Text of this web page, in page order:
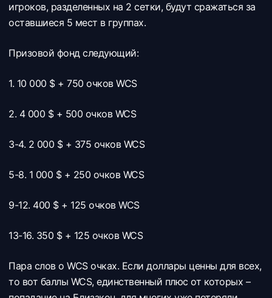
игроков, разделенных на 2 сетки, будут сражаться за
оставшиеся 5 мест в группах.
Призовой фонд следующий:
1. 10 000 $ + 750 очков WCS
2. 4 000 $ + 500 очков WCS
3-4. 2 000 $ + 375 очков WCS
5-8. 1 000 $ + 250 очков WCS
9-12. 400 $ + 125 очков WCS
13-16. 350 $ + 125 очков WCS
Пара слов о WCS очках. Если доллары ценны для всех,
то вот баллы WCS, единственный плюс от которых –